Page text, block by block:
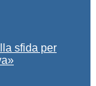
sfida per